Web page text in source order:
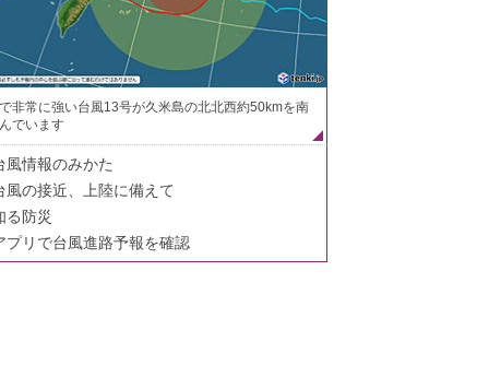
非常に強い台風13号が久米島の北北西約50kmを南
でいます
風情報のみかた
風の接近、上陸に備えて
る防災
プリで台風進路予報を確認